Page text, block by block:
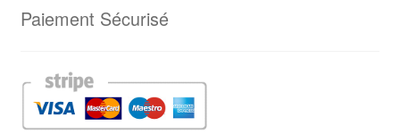
Paiement Sécurisé